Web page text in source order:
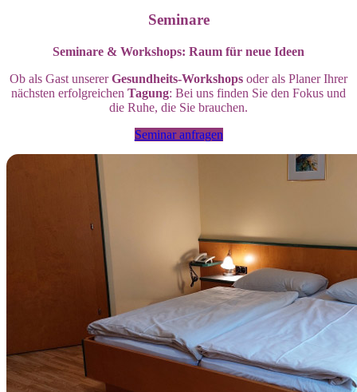
Seminare
Seminare & Workshops: Raum für neue Ideen
Ob als Gast unsererGesundheits-Workshops oder als Planer Ihrer
nächsten erfolgreichen Tagung: Bei uns finden Sie den Fokus und
die Ruhe, die Sie brauchen.
Seminar anfragen